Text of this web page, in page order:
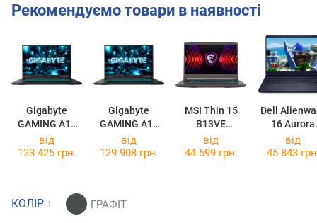
Рекомендуємо товари в наявності
Gigabyte
GAMING A16
PRO DYH
[DYHG5EECC4SH]
Gigabyte
GAMING A16
PRO DXH
[DXHG4EECC4SH]
MSI Thin 15
B13VE
[B13VE-3047US]
Dell
16 Aurora
AC16250
від
123 425 грн.
від
129 908 грн.
від
44 599 грн.
від
45 843
КОЛІР 1